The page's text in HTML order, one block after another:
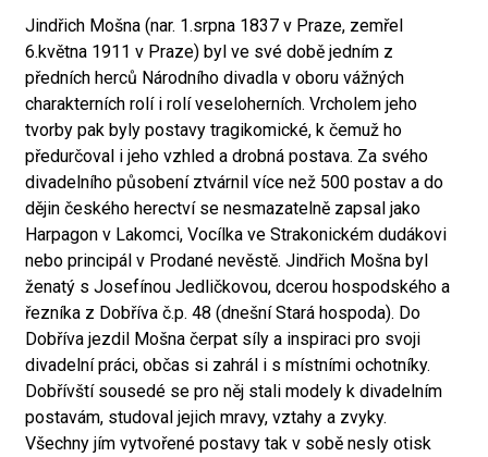
Jindřich Mošna (nar. 1.srpna 1837 v Praze, zemřel
6.května 1911 v Praze) byl ve své době jedním z
předních herců Národního divadla v oboru vážných
charakterních rolí i rolí veseloherních. Vrcholem jeho
tvorby pak byly postavy tragikomické, k čemuž ho
předurčoval i jeho vzhled a drobná postava. Za svého
divadelního působení ztvárnil více než 500 postav a do
dějin českého herectví se nesmazatelně zapsal jako
Harpagon v Lakomci, Vocílka ve Strakonickém dudákovi
nebo principál v Prodané nevěstě. Jindřich Mošna byl
ženatý s Josefínou Jedličkovou, dcerou hospodského a
řezníka z Dobříva č.p. 48 (dnešní Stará hospoda). Do
Dobříva jezdil Mošna čerpat síly a inspiraci pro svoji
divadelní práci, občas si zahrál i s místními ochotníky.
Dobřívští sousedé se pro něj stali modely k divadelním
postavám, studoval jejich mravy, vztahy a zvyky.
Všechny jím vytvořené postavy tak v sobě nesly otisk